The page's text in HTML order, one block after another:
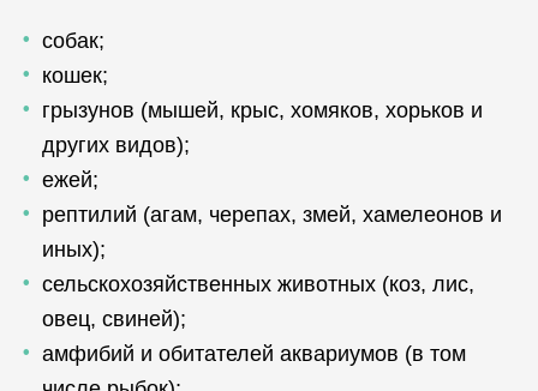
собак;
кошек;
грызунов (мышей, крыс, хомяков, хорьков и
других видов);
ежей;
рептилий (агам, черепах, змей, хамелеонов и
иных);
сельскохозяйственных животных (коз, лис,
овец, свиней);
амфибий и обитателей аквариумов (в том